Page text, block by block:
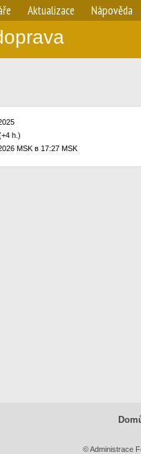
Aktualizace Nápověda
h.)
MSK в 17:27 MSK
© Administrace